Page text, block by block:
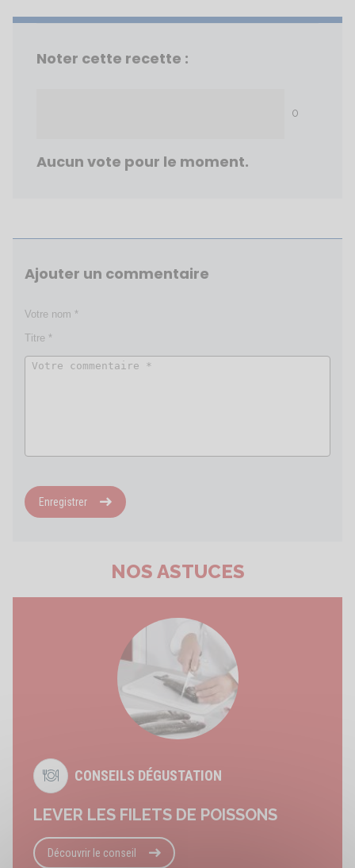
Noter cette recette :
0
Aucun vote pour le moment.
Ajouter un commentaire
Enregistrer
NOS ASTUCES
CONSEILS DÉGUSTATION
LEVER LES FILETS DE POISSONS
Découvrir le conseil